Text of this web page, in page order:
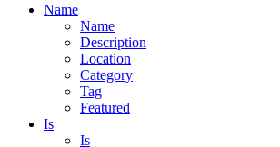
Name
Name
Description
Location
Category
Tag
Featured
Is
Is